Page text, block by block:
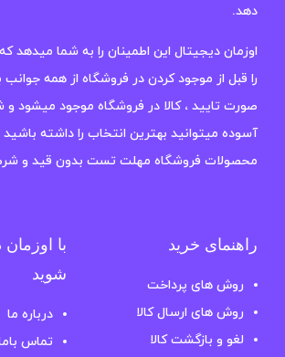
دهد.
اوزمان دیجیتال این اطمینان را به شما میدهد
را قبل از موجود کردن در فروشگاه از همه
صورت تایید ، کالا در فروشگاه موجود میشود و
آسوده میتوانید بهترین انتخاب را داشته باشید
محصولات فروشگاه مهلت تست بدون قید و شرط
راهنمای خرید
روش های پرداخت
روش های ارسال کالا
لغو و بازگشت کالا
با
شوید
درباره ما
تماس